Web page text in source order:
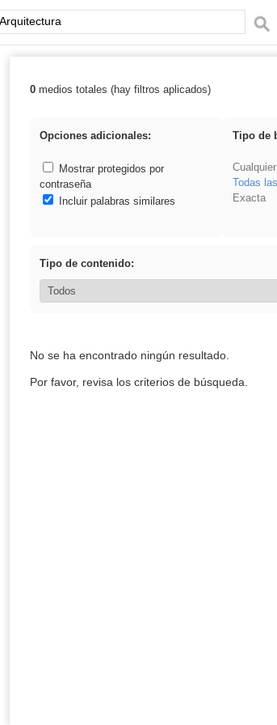
Palabra o frase:
Resultados de: Arquitectura
0medios totales (hay filtros aplicados)
Opciones adicionales:
Mostrar protegidos por
contraseña
Incluir palabras similares
Tipo de
Todas
Exacta
Tipo de contenido:
No se ha encontrado ningún resultado.
Por favor, revisa los criterios de búsqueda.